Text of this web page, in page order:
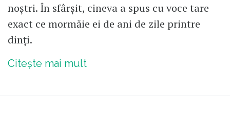
noștri. În sfârșit, cineva a spus cu voce tare
exact ce mormăie ei de ani de zile printre
dinți.
Citește mai mult